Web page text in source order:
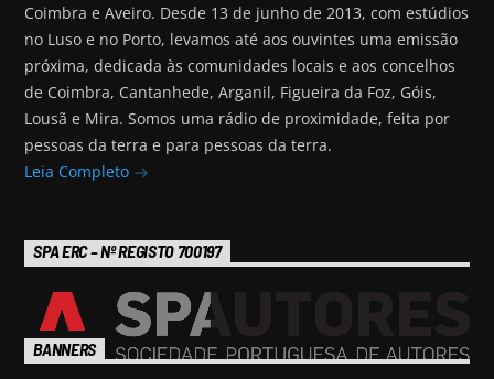
Coimbra e Aveiro. Desde 13 de junho de 2013, com estúdios
no Luso e no Porto, levamos até aos ouvintes uma emissão
próxima, dedicada às comunidades locais e aos concelhos
de Coimbra, Cantanhede, Arganil, Figueira da Foz, Góis,
Lousã e Mira. Somos uma rádio de proximidade, feita por
pessoas da terra e para pessoas da terra.
Leia Completo
SPA ERC – Nº REGISTO 700197
BANNERS